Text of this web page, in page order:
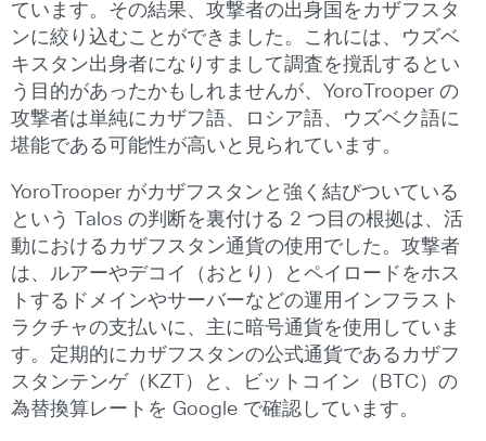
ています。その結果、攻撃者の出身国をカザフスタ
ンに絞り込むことができました。これには、ウズベ
キスタン出身者になりすまして調査を撹乱するとい
う目的があったかもしれませんが、YoroTrooper の
攻撃者は単純にカザフ語、ロシア語、ウズベク語に
堪能である可能性が高いと見られています。
YoroTrooper がカザフスタンと強く結びついている
という Talos の判断を裏付ける 2 つ目の根拠は、活
動におけるカザフスタン通貨の使用でした。攻撃者
は、ルアーやデコイ（おとり）とペイロードをホス
トするドメインやサーバーなどの運用インフラスト
ラクチャの支払いに、主に暗号通貨を使用していま
す。定期的にカザフスタンの公式通貨であるカザフ
スタンテンゲ（KZT）と、ビットコイン（BTC）の
為替換算レートを Google で確認しています。